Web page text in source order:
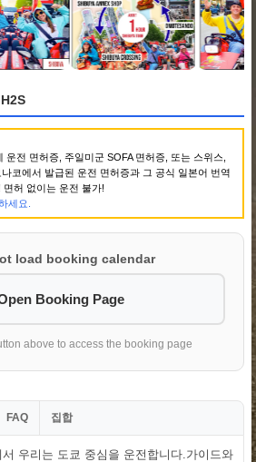
전 면허증, 주일미군 SOFA 면허증, 또는 스위스,
코에서 발급된 운전 면허증과 그 공식 일본어 번역
허 없이는 운전 불가!
세요.
load booking calendar
Booking Page
above to access the booking page
FAQ 집합
우리는 도쿄 중심을 운전합니다.가이드와